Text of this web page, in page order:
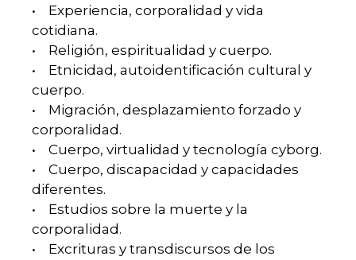
• Experiencia, corporalidad y vida
cotidiana.
• Religión, espiritualidad y cuerpo.
• Etnicidad, autoidentificación cultural y
cuerpo.
• Migración, desplazamiento forzado y
corporalidad.
• Cuerpo, virtualidad y tecnología cyborg.
• Cuerpo, discapacidad y capacidades
diferentes.
• Estudios sobre la muerte y la
corporalidad.
• Excrituras y transdiscursos de los